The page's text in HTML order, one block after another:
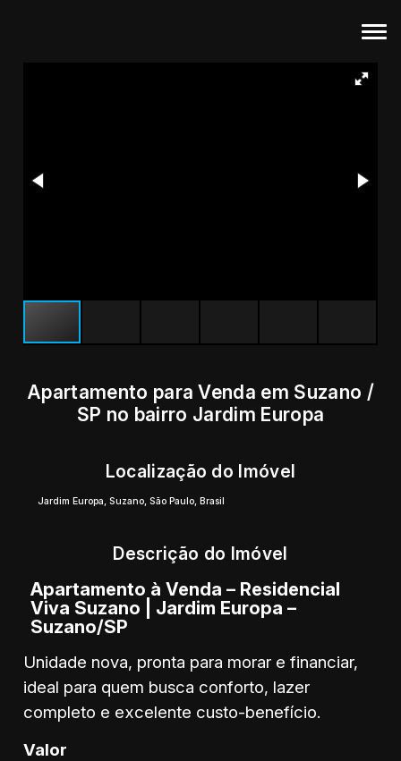
Apartamento para Venda em Suzano /
SP no bairro Jardim Europa
Localização do Imóvel
Jardim Europa,Suzano,São Paulo,Brasil
Descrição do Imóvel
Apartamento à Venda – Residencial
Viva Suzano | Jardim Europa –
Suzano/SP
Unidade nova, pronta para morar e financiar,
ideal para quem busca conforto, lazer
completo e excelente custo-benefício.
Valor